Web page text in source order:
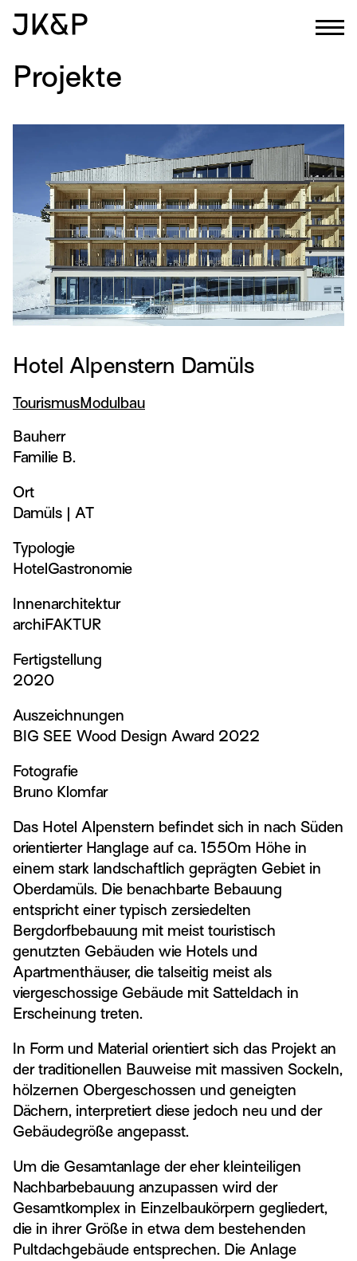
Projekte
Hotel Alpenstern Damüls
TourismusModulbau
Bauherr
Familie B.
Ort
Damüls | AT
Typologie
Hotel Gastronomie
Innenarchitektur
archiFAKTUR
Fertigstellung
2020
Auszeichnungen
BIG SEE Wood Design Award 2022
Fotografie
Bruno Klomfar
Das Hotel Alpenstern befindet sich in nach Süden
orientierter Hanglage auf ca. 1550m Höhe in
einem stark landschaftlich geprägten Gebiet in
Oberdamüls. Die benachbarte Bebauung
entspricht einer typisch zersiedelten
Bergdorfbebauung mit meist touristisch
genutzten Gebäuden wie Hotels und
Apartmenthäuser, die talseitig meist als
viergeschossige Gebäude mit Satteldach in
Erscheinung treten.
In Form und Material orientiert sich das Projekt an
der traditionellen Bauweise mit massiven Sockeln,
hölzernen Obergeschossen und geneigten
Dächern, interpretiert diese jedoch neu und der
Gebäudegröße angepasst.
Um die Gesamtanlage der eher kleinteiligen
Nachbarbebauung anzupassen wird der
Gesamtkomplex in Einzelbaukörpern gegliedert,
die in ihrer Größe in etwa dem bestehenden
Pultdachgebäude entsprechen. Die Anlage